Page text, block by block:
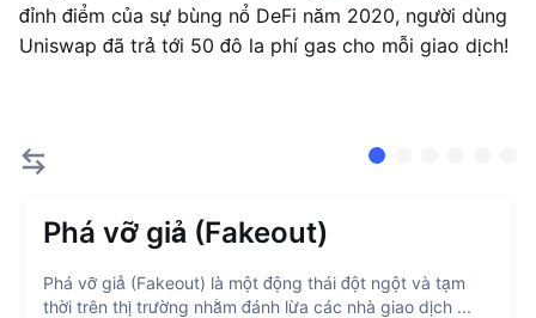
đỉnh điểm của sự bùng nổ DeFi năm 2020, người dùng
Uniswap đã trả tới 50 đô la phí gas cho mỗi giao dịch!
Phá vỡ giả (Fakeout)
Phá vỡ giả (Fakeout) là một động thái đột ngột và tạm
thời trên thị trường nhằm đánh lừa các nhà giao dịch ...